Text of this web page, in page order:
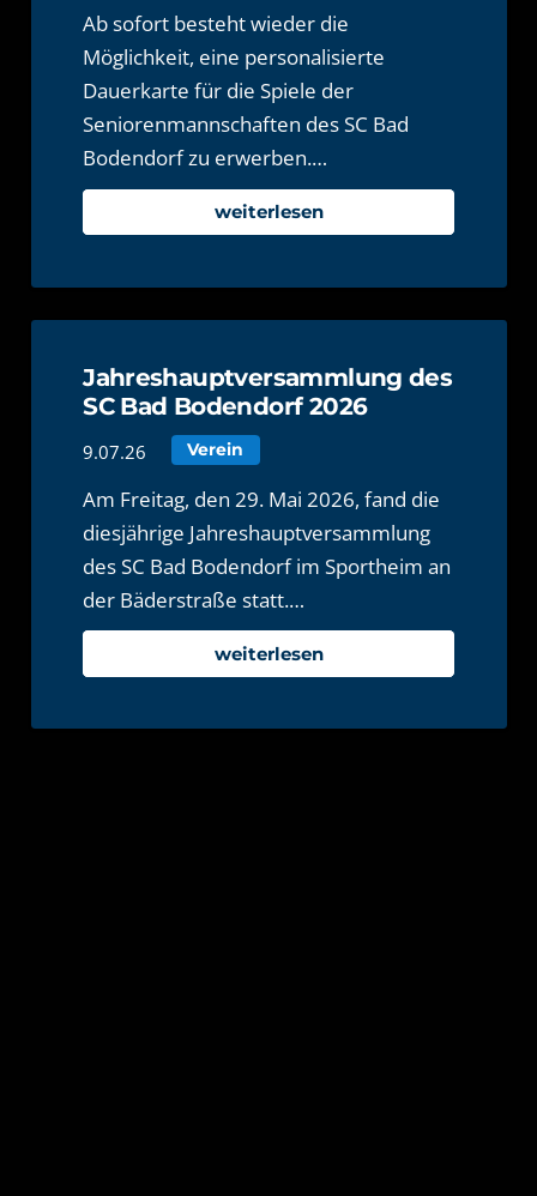
Ab sofort besteht wieder die
Möglichkeit, eine personalisierte
Dauerkarte für die Spiele der
Seniorenmannschaften des SC Bad
Bodendorf zu erwerben.…
weiterlesen
Jahreshauptversammlung des
SC Bad Bodendorf 2026
9.07.26 Verein
Am Freitag, den 29. Mai 2026, fand die
diesjährige Jahreshauptversammlung
des SC Bad Bodendorf im Sportheim an
der Bäderstraße statt.…
weiterlesen